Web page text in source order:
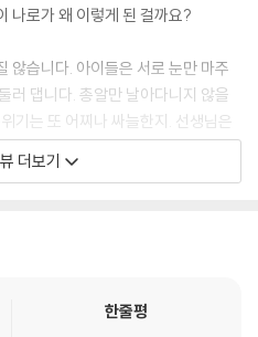
나로가 왜 이렇게 된 걸까요?
않습니다. 아이들은 서로 눈만 마주
러 댑니다. 총알만 날아다니지 않을
기는 또 어찌나 싸늘한지. 선생님은
졌다며 기뻐하시지만, 나로는 정말이
서 혼자 노는 것도 싫긴 마찬가지입
이가 사람처럼 벌떡 일어나 말을 건
더보기
한줄평